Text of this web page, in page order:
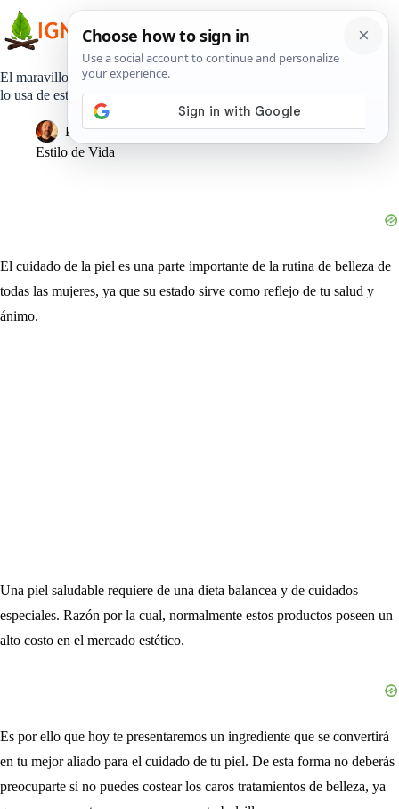
contenido
El maravilloso aceite de coco puede dejar su piel más joven si
lo usa de esta manera
Pedro Lisperguer
30 diciembre, 2019
Estilo de Vida
El cuidado de la piel es una parte importante de la rutina de belleza de
todas las mujeres, ya que su estado sirve como reflejo de tu salud y
ánimo.
Una piel saludable requiere de una dieta balancea y de cuidados
especiales. Razón por la cual, normalmente estos productos poseen un
alto costo en el mercado estético.
Es por ello que hoy te presentaremos un ingrediente que se convertirá
en tu mejor aliado para el cuidado de tu piel. De esta forma no deberás
preocuparte si no puedes costear los caros tratamientos de belleza, ya